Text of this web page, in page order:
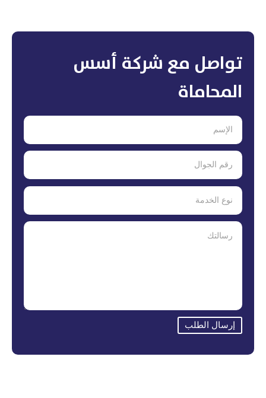
تواصل مع شركة أسس
المحاماة
إرسال الطلب